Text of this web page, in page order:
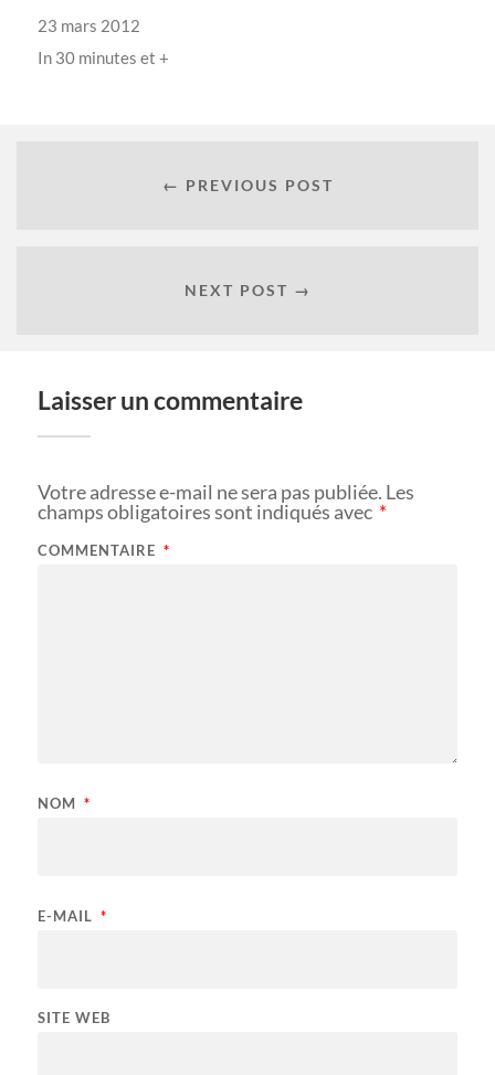
23 mars 2012
In 30 minutes et +
← PREVIOUS POST
NEXT POST →
Laisser un commentaire
Votre adresse e-mail ne sera pas publiée. Les
champs obligatoires sont indiqués avec *
COMMENTAIRE *
NOM *
E-MAIL *
SITE WEB